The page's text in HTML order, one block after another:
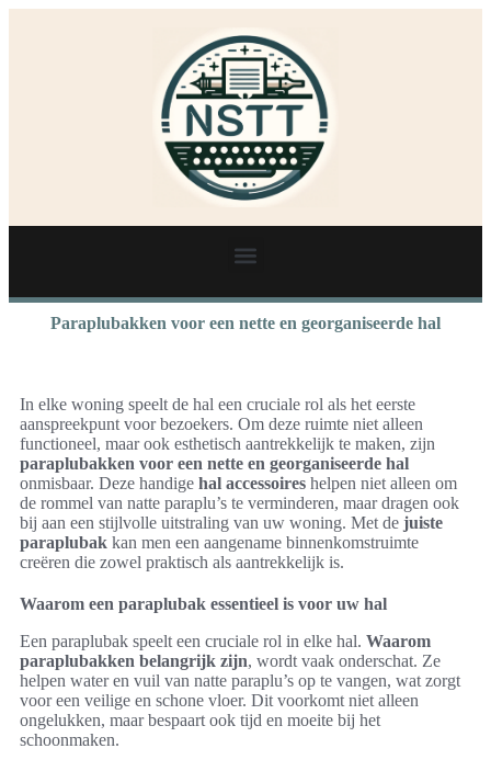
Paraplubakken voor een nette en georganiseerde hal
In elke woning speelt de hal een cruciale rol als het eerste
aanspreekpunt voor bezoekers. Om deze ruimte niet alleen
functioneel, maar ook esthetisch aantrekkelijk te maken, zijn
paraplubakken voor een nette en georganiseerde hal
onmisbaar. Deze handige hal accessoires helpen niet alleen om
de rommel van natte paraplu’s te verminderen, maar dragen ook
bij aan een stijlvolle uitstraling van uw woning. Met de juiste
paraplubak kan men een aangename binnenkomstruimte
creëren die zowel praktisch als aantrekkelijk is.
Waarom een paraplubak essentieel is voor uw hal
Een paraplubak speelt een cruciale rol in elke hal. Waarom
paraplubakken belangrijk zijn, wordt vaak onderschat. Ze
helpen water en vuil van natte paraplu’s op te vangen, wat zorgt
voor een veilige en schone vloer. Dit voorkomt niet alleen
ongelukken, maar bespaart ook tijd en moeite bij het
schoonmaken.